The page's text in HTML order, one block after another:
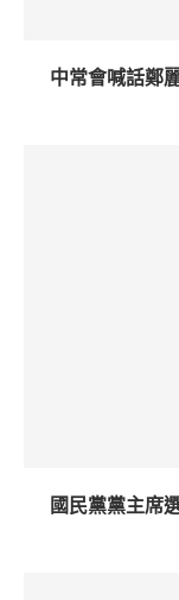
中常會喊話鄭
國民黨黨主席